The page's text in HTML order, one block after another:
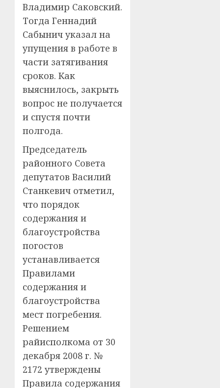
Владимир Саковский.
Тогда Геннадий
Сабынич указал на
упущения в работе в
части затягивания
сроков. Как
выяснилось, закрыть
вопрос не получается
и спустя почти
полгода.
Председатель
районного Совета
депутатов Василий
Станкевич отметил,
что порядок
содержания и
благоустройства
погостов
устанавливается
Правилами
содержания и
благоустройства
мест погребения.
Решением
райисполкома от 30
декабря 2008 г. №
2172 утверждены
Правила содержания